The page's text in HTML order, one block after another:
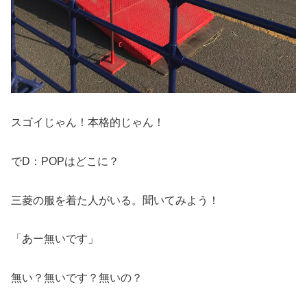
スゴイじゃん！本格的じゃん！
でD：POPはどこに？
三菱の服を着た人がいる。聞いてみよう！
「あー無いです」
無い？無いです？無いの？